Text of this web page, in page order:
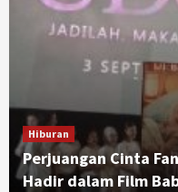
Hiburan
Perjuangan Cinta
Hadir dalam Film